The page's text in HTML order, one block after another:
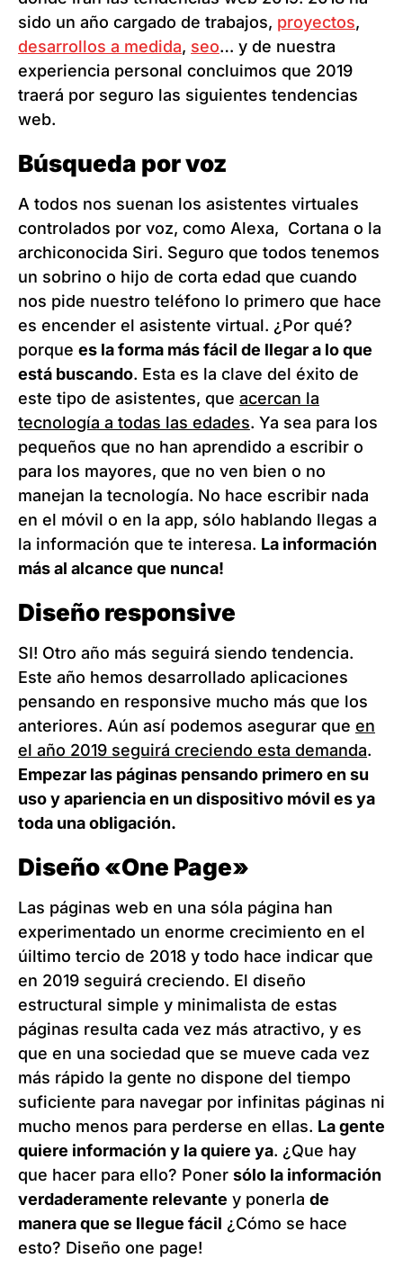
sido un año cargado de trabajos, proyectos,
desarrollos a medida, seo… y de nuestra
experiencia personal concluimos que 2019
traerá por seguro las siguientes tendencias
web.
Búsqueda por voz
A todos nos suenan los asistentes virtuales
controlados por voz, como Alexa, Cortana o la
archiconocida Siri. Seguro que todos tenemos
un sobrino o hijo de corta edad que cuando
nos pide nuestro teléfono lo primero que hace
es encender el asistente virtual. ¿Por qué?
porque es la forma más fácil de llegar a lo que
está buscando. Esta es la clave del éxito de
este tipo de asistentes, que acercan la
tecnología a todas las edades. Ya sea para los
pequeños que no han aprendido a escribir o
para los mayores, que no ven bien o no
manejan la tecnología. No hace escribir nada
en el móvil o en la app, sólo hablando llegas a
la información que te interesa. La información
más al alcance que nunca!
Diseño responsive
SI! Otro año más seguirá siendo tendencia.
Este año hemos desarrollado aplicaciones
pensando en responsive mucho más que los
anteriores. Aún así podemos asegurar que en
el año 2019 seguirá creciendo esta demanda.
Empezar las páginas pensando primero en su
uso y apariencia en un dispositivo móvil es ya
toda una obligación.
Diseño «One Page»
Las páginas web en una sóla página han
experimentado un enorme crecimiento en el
úiltimo tercio de 2018 y todo hace indicar que
en 2019 seguirá creciendo. El diseño
estructural simple y minimalista de estas
páginas resulta cada vez más atractivo, y es
que en una sociedad que se mueve cada vez
más rápido la gente no dispone del tiempo
suficiente para navegar por infinitas páginas ni
mucho menos para perderse en ellas. La gente
quiere información y la quiere ya. ¿Que hay
que hacer para ello? Poner sólo la información
verdaderamente relevante y ponerla de
manera que se llegue fácil ¿Cómo se hace
esto? Diseño one page!